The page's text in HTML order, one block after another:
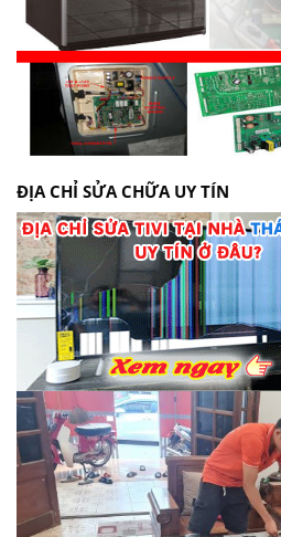
ĐỊA CHỈ SỬA CHỮA UY TÍN